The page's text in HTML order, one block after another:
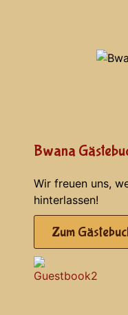
Bwana
Wir freuen uns,
hinterlassen!
Zum